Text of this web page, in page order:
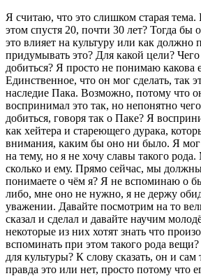
Я считаю, что это слишком старая
этом спустя 20, почти 30 лет? Тогда бы
это влияет на культуру или как должно
придумывать это? Для какой цели?
добиться? Я просто не понимаю какова
Единственное, что он мог сделать, так
наследие Пака. Возможно, потому что
воспринимал это так, но непонятно
добиться, говоря так о Паке? Я
как хейтера и стареющего дурака,
внимания, каким бы оно ни было. Я
на тему, но я не хочу славы такого
сколько и ему. Прямо сейчас, мы
понимаете о чём я? Я не вспоминаю о
либо, мне оно не нужно, я не держу
уважении. Давайте посмотрим на то
сказал и сделал и давайте научим
некоторые из них хотят знать что
вспоминать при этом такого рода
для культуры? К слову сказать, он и сам
правда это или нет, просто потому что